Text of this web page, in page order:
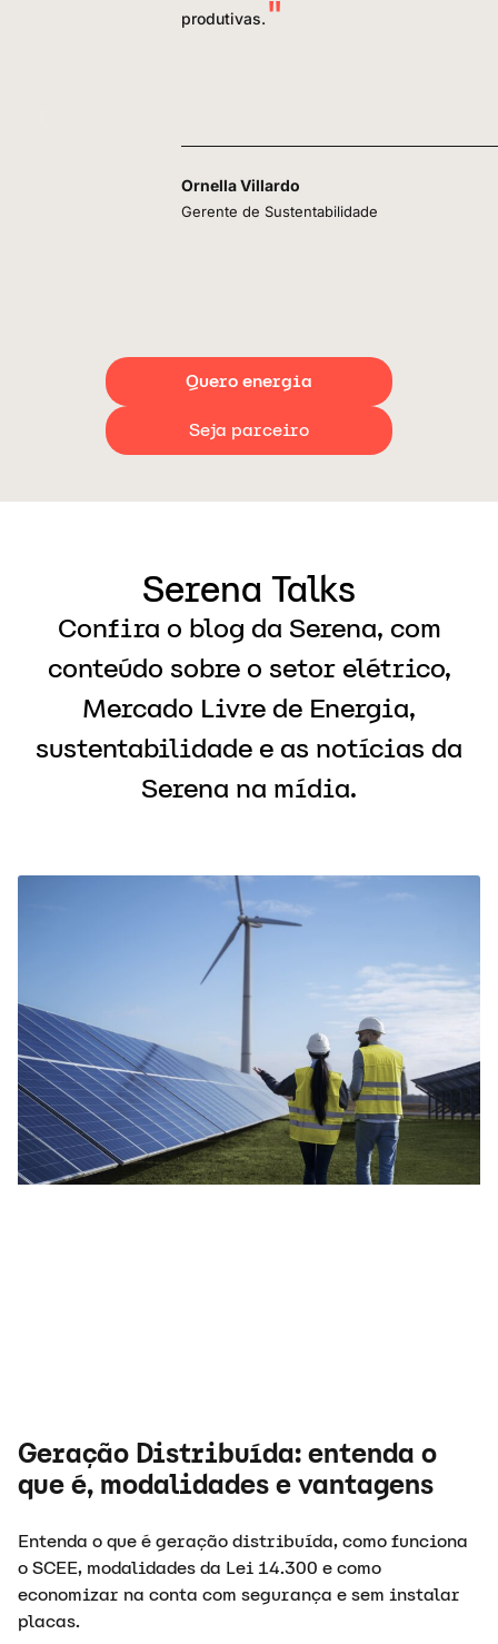
produtivas.
Ornella Villardo
Gerente de Sustentabilidade
Quero energia
Seja parceiro
Serena Talks
Confira o blog da Serena, com
conteúdo sobre o setor elétrico,
Mercado Livre de Energia,
sustentabilidade e as notícias da
Serena na mídia.
Geração Distribuída: entenda o
que é, modalidades e vantagens
Entenda o que é geração distribuída, como funciona
o SCEE, modalidades da Lei 14.300 e como
economizar na conta com segurança e sem instalar
placas.